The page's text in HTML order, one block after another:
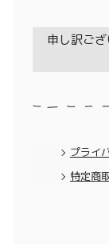
申し訳ご
プライ
特定商